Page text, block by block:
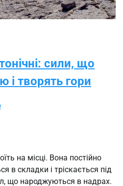
сили, що
творять гори
на місці. Вона постійно
в складки і тріскається під
що народжуються в надрах.